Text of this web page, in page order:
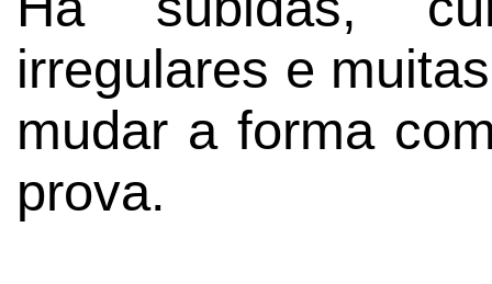
irregulares e
mudar a forma
prova.